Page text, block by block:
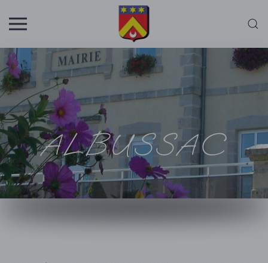
Skip to main content
ALBUSSAC